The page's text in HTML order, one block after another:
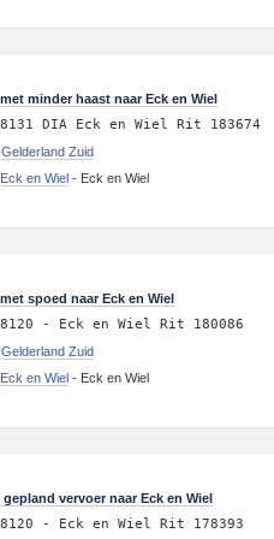
minder haast naar Eck en Wiel
DIA Eck en Wiel Rit 183674
Gelderland Zuid
Eck en Wiel - Eck en Wiel
spoed naar Eck en Wiel
- Eck en Wiel Rit 180086
Gelderland Zuid
Eck en Wiel - Eck en Wiel
vervoer naar Eck en Wiel
- Eck en Wiel Rit 178393